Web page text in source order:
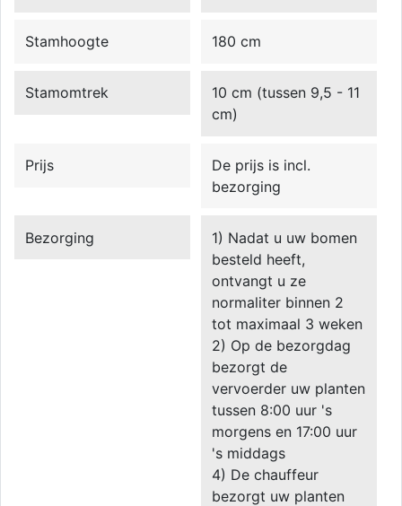
Stamhoogte 180 cm
Stamomtrek
10 cm (tussen 9,5 - 11
cm)
Prijs
De prijs is incl.
bezorging
Bezorging
1) Nadat u uw bomen
besteld heeft,
ontvangt u ze
normaliter binnen 2
tot maximaal 3 weken
2) Op de bezorgdag
bezorgt de
vervoerder uw planten
tussen 8:00 uur 's
morgens en 17:00 uur
's middags
4) De chauffeur
bezorgt uw planten